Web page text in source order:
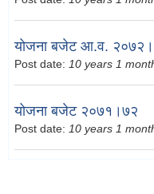
योजना बजेट आ.व.
Post date: 10 years 1
योजना बजेट २०७१।७२
Post date: 10 years 1